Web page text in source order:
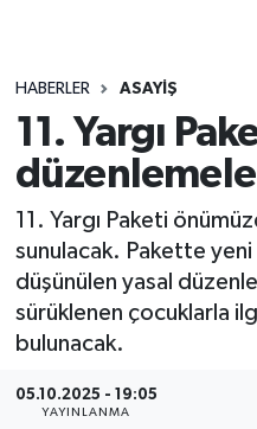
HABERLER ASAYIŞ
11. Yargı
11. Yargı Paketi
sunulacak. Pakette
düşünülen yasal
sürüklenen çocuklarla
bulunacak.
05.10.2025 - 19:05
YAYINLANMA